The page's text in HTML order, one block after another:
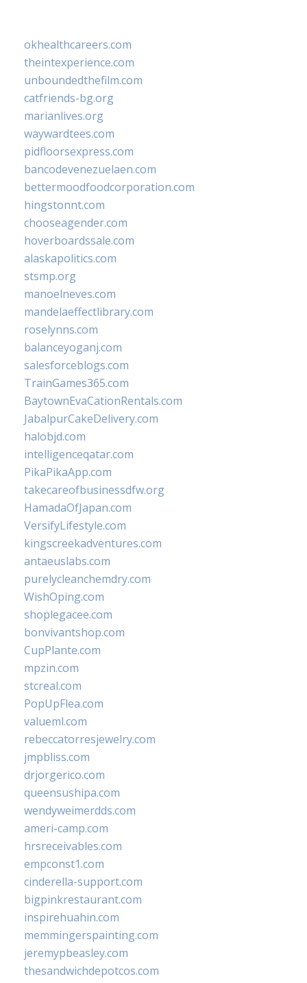
okhealthcareers.com
theintexperience.com
unboundedthefilm.com
catfriends-bg.org
marianlives.org
waywardtees.com
pidfloorsexpress.com
bancodevenezuelaen.com
bettermoodfoodcorporation.com
hingstonnt.com
chooseagender.com
hoverboardssale.com
alaskapolitics.com
stsmp.org
manoelneves.com
mandelaeffectlibrary.com
roselynns.com
balanceyoganj.com
salesforceblogs.com
TrainGames365.com
BaytownEvaCationRentals.com
JabalpurCakeDelivery.com
halobjd.com
intelligenceqatar.com
PikaPikaApp.com
takecareofbusinessdfw.org
HamadaOfJapan.com
VersifyLifestyle.com
kingscreekadventures.com
antaeuslabs.com
purelycleanchemdry.com
WishOping.com
shoplegacee.com
bonvivantshop.com
CupPlante.com
mpzin.com
stcreal.com
PopUpFlea.com
valueml.com
rebeccatorresjewelry.com
jmpbliss.com
drjorgerico.com
queensushipa.com
wendyweimerdds.com
ameri-camp.com
hrsreceivables.com
empconst1.com
cinderella-support.com
bigpinkrestaurant.com
inspirehuahin.com
memmingerspainting.com
jeremypbeasley.com
thesandwichdepotcos.com